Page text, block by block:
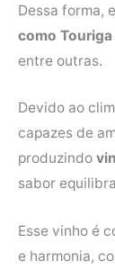
Dessa forma,
como Touriga
entre outras.
Devido ao
capazes de
produzindo
sabor
Esse vinho é
e harmonia,